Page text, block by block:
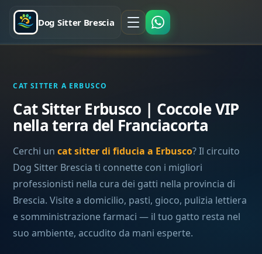
Dog Sitter Brescia
CAT SITTER A ERBUSCO
Cat Sitter Erbusco | Coccole VIP
nella terra del Franciacorta
Cerchi uncat sitter di fiducia a Erbusco? Il circuito
Dog Sitter Brescia ti connette con i migliori
professionisti nella cura dei gatti nella provincia di
Brescia. Visite a domicilio, pasti, gioco, pulizia lettiera
e somministrazione farmaci — il tuo gatto resta nel
suo ambiente, accudito da mani esperte.